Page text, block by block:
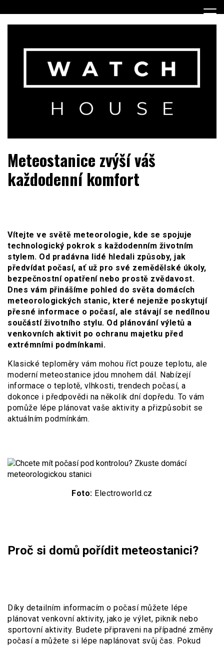
to
content
WatchHouse.cz
Meteostanice zvýší váš
každodenní komfort
Vítejte ve světě meteorologie, kde se spojuje
technologický pokrok s každodenním životním
stylem. Od pradávna lidé hledali způsoby, jak
předvídat počasí, ať už pro své zemědělské úkoly,
bezpečnostní opatření nebo prostě zvědavost.
Dnes vám přinášíme pohled do světa domácích
meteorologických stanic, které nejenže poskytují
přesné informace o počasí, ale stávají se nedílnou
součástí životního stylu. Od plánování výletů a
venkovních aktivit po ochranu majetku před
extrémními podmínkami.
Klasické teploměry vám mohou říct pouze teplotu, ale
moderní meteostanice jdou mnohem dál. Nabízejí
informace o teplotě, vlhkosti, trendech počasí, a
dokonce i předpovědi na několik dní dopředu. To vám
pomůže lépe plánovat vaše aktivity a přizpůsobit se
aktuálním podmínkám.
Foto: Electroworld.cz
Proč si domů pořídit meteostanici?
Díky detailním informacím o počasí můžete lépe
plánovat venkovní aktivity, jako je výlet, piknik nebo
sportovní aktivity. Budete připraveni na případné změny
počasí a můžete si lépe naplánovat svůj čas. Pokud